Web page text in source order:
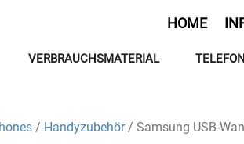
HOME
VERBRAUCHSMATERIAL
/ Handyzubehör/ Samsung USB-